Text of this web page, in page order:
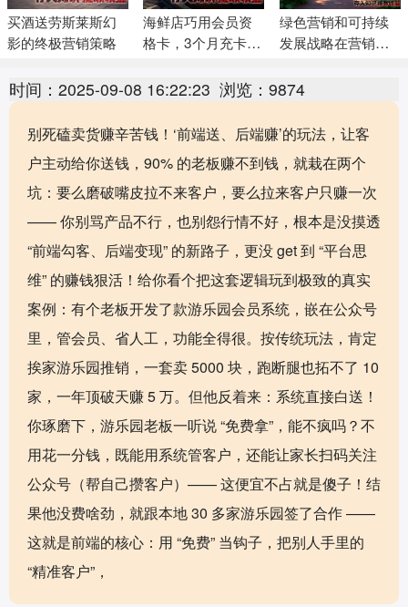
买酒送劳斯莱斯幻
影的终极营销策略
海鲜店巧用会员资
格卡，3个月充卡
绿色营销和可持续
发展战略在营销策
时间：2025-09-08 16:22:23 浏览：9874
别死磕卖货赚辛苦钱！‘前端送、后端赚’的玩法，让客
户主动给你送钱，90% 的老板赚不到钱，就栽在两个
坑：要么磨破嘴皮拉不来客户，要么拉来客户只赚一次
—— 你别骂产品不行，也别怨行情不好，根本是没摸透
“前端勾客、后端变现” 的新路子，更没 get 到 “平台思
维” 的赚钱狠活！给你看个把这套逻辑玩到极致的真实
案例：有个老板开发了款游乐园会员系统，嵌在公众号
里，管会员、省人工，功能全得很。按传统玩法，肯定
挨家游乐园推销，一套卖 5000 块，跑断腿也拓不了 10
家，一年顶破天赚 5 万。但他反着来：系统直接白送！
你琢磨下，游乐园老板一听说 “免费拿”，能不疯吗？不
用花一分钱，既能用系统管客户，还能让家长扫码关注
公众号（帮自己攒客户）—— 这便宜不占就是傻子！结
果他没费啥劲，就跟本地 30 多家游乐园签了合作 ——
这就是前端的核心：用 “免费” 当钩子，把别人手里的
“精准客户”，